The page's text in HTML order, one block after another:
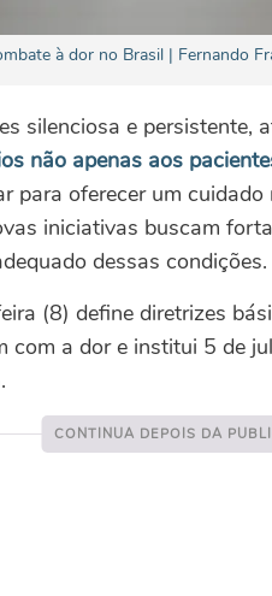
à dor no Brasil | Fernando
silenciosa e persistente,
não apenas aos
para oferecer um
iniciativas buscam
dessas condições.
(8) define diretrizes
com a dor e institui 5 de